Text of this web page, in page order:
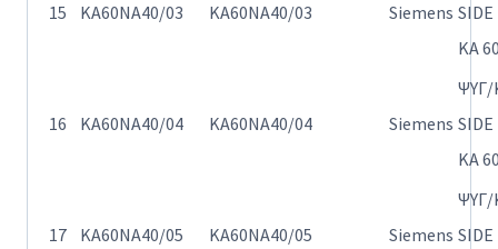
15 KA60NA40/03 KA60NA40/03 Siemens SIDE
KA
16 KA60NA40/04 KA60NA40/04 Siemens SIDE
KA
17 KA60NA40/05 KA60NA40/05 Siemens SIDE